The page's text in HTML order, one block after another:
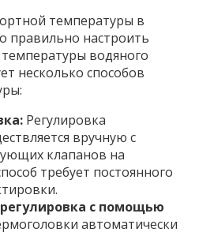
температуры в
настроить
водяного
несколько способов
Регулировка
вручную с
клапанов на
требует постоянного
с помощью
автоматически